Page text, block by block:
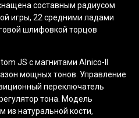
составным радиусом
игры, 22 средними ладами
шлифовкой торцов
JS с магнитами Alnico-II
мощных тонов. Управление
переключатель
тона. Модель
из натуральной кости,